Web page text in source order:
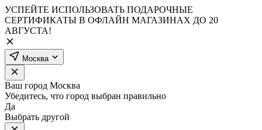
УСПЕЙТЕ ИСПОЛЬЗОВАТЬ ПОДАРОЧНЫЕ
СЕРТИФИКАТЫ В ОФЛАЙН МАГАЗИНАХ ДО 20
АВГУСТА!
Москва
Ваш город Москва
Убедитесь, что город выбран правильно
Да
Выбрать другой